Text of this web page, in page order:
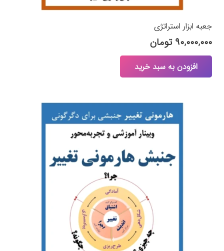
جعبه ابزار استراتژی
۹۰,۰۰۰,۰۰۰ تومان
افزودن به سبد خرید